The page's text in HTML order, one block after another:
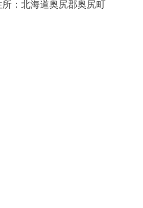
：北海道奥尻郡奥尻町